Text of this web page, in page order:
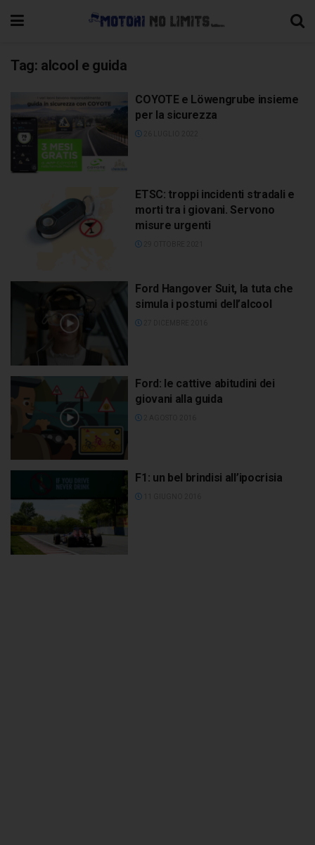
Tag: alcool e guida
COYOTE e Löwengrube insieme
per la sicurezza
ETSC: troppi incidenti stradali e
morti tra i giovani. Servono
misure urgenti
Ford Hangover Suit, la tuta che
simula i postumi dell’alcool
Ford: le cattive abitudini dei
giovani alla guida
F1: un bel brindisi all’ipocrisia